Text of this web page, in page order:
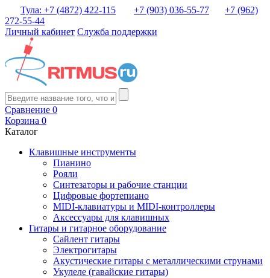
Тула: +7 (4872) 422-115 +7 (903) 036-55-77
+7 (962)
272-55-44
Личный кабинет Служба поддержки
Сравнение 0
Корзина 0
Каталог
Клавишные инструменты
Пианино
Рояли
Синтезаторы и рабочие станции
Цифровые фортепиано
MIDI-клавиатуры и MIDI-контроллеры
Аксессуары для клавишных
Гитары и гитарное оборудование
Сайлент гитары
Электрогитары
Акустические гитары с металлическими струнами
Укулеле (гавайские гитары)